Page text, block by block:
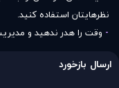
نظرهایتان استفاده کنید.
- وقت را هدر ندهید و
ارسال بازخورد